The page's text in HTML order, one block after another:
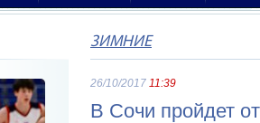
ЗИМНИЕ
26/10/2017 11:39
В Сочи пройдет